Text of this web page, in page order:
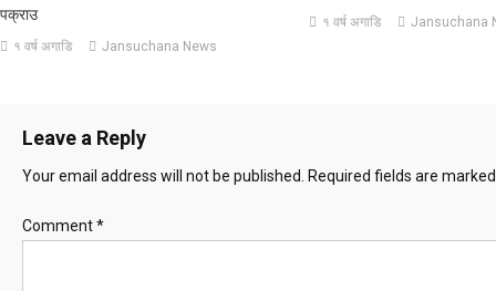
पक्राउ
१ वर्ष अगाडि Jansuchana News
१ वर्ष अगाडि Jansuchana
Leave a Reply
Your email address will not be published. Required fields are
Comment*